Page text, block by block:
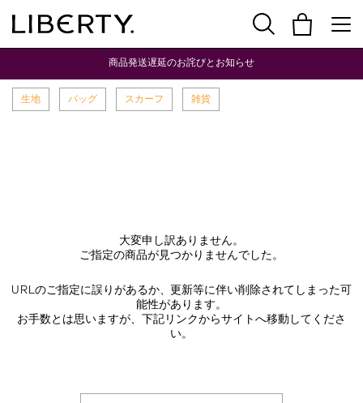
商品発送遅延のお詫びとお知らせ
生地 バッグ スカーフ 雑貨
大変申し訳ありません。
ご指定の商品が見つかりませんでした。
URLのご指定に誤りがあるか、更新等に伴い削除されてしまった可
能性があります。
お手数とは思いますが、下記リンクからサイトへ移動してくださ
い。